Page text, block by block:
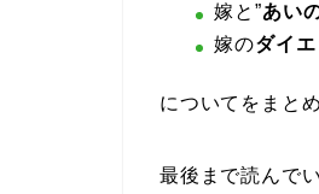
嫁と”あい
嫁のダイ
についてをまと
最後まで読んで